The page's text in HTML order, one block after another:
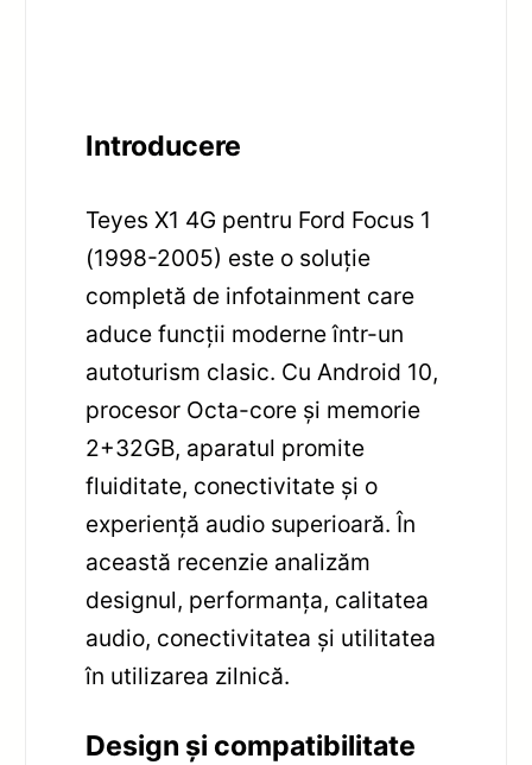
Introducere
Teyes X1 4G pentru Ford Focus 1
(1998-2005) este o soluție
completă de infotainment care
aduce funcții moderne într-un
autoturism clasic. Cu Android 10,
procesor Octa-core și memorie
2+32GB, aparatul promite
fluiditate, conectivitate și o
experiență audio superioară. În
această recenzie analizăm
designul, performanța, calitatea
audio, conectivitatea și utilitatea
în utilizarea zilnică.
Design și compatibilitate